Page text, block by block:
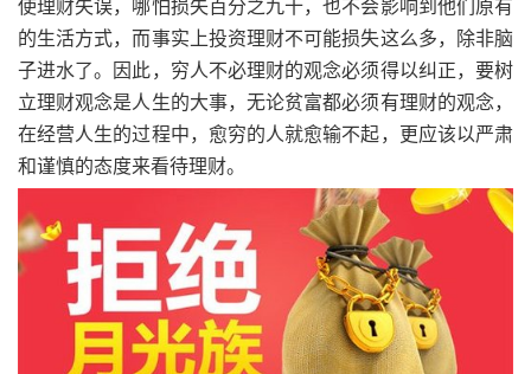
使理财失误，哪怕损失百分之九十，也不会影响到他们原有
的生活方式，而事实上投资理财不可能损失这么多，除非脑
子进水了。因此，穷人不必理财的观念必须得以纠正，要树
立理财观念是人生的大事，无论贫富都必须有理财的观念，
在经营人生的过程中，愈穷的人就愈输不起，更应该以严肃
和谨慎的态度来看待理财。